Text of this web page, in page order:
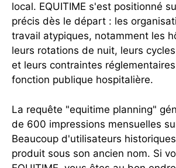
local. EQUITIME s'est positionné
précis dès le départ : les
travail atypiques, notamment les
leurs rotations de nuit, leurs
et leurs contraintes
fonction publique hospitalière.
La requête "equitime planning"
de 600 impressions mensuelles
Beaucoup d'utilisateurs
produit sous son ancien nom. Si